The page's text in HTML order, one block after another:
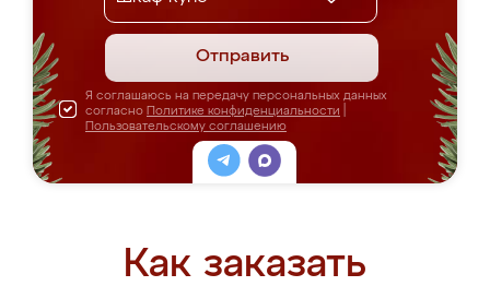
Отправить
Я соглашаюсь на передачу персональных данных
согласно Политике конфиденциальности
Пользовательскому соглашению
Как заказать